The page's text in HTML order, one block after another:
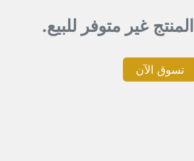
غير متوفر للبيع.
تسوق الآن